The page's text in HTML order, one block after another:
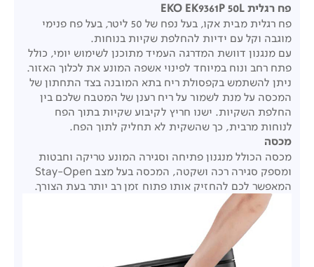
פח רגלית EKO EK9361P 50L
פח רגלית מבית אקו, בעל נפח של 50 ליטר, בעל פח פנימי
מוגבה וקל עם ידיות להחלפת שקיות בנוחות.
עם מנגנון דוושת המדרגה העמיד מתוכנן לשימוש יומי, כולל
פתח רחב ונוח במיוחד לפינוי אשפה המונע את לכלוך האזור.
ניתן להשתמש בקפסולת ריח בתא המובנה בצד התחתון של
המכסה על מנת לשמור על ריח רענן של המטבח שלכם בין
החלפת השקיות. ישנו חריץ לקיבוע שקיות בתוך הפח
לנוחות מרבית, כך שהשקית לא תחליק לתוך הפח.
מכסה
מכסה הכולל מנגנון פתיחה וסגירה המונע טריקה וחבטות
ומספק סגירה רכה ושקטה, המכסה בעל מצב Stay-Open
המאפשר לכם להחזיק אותו פתוח זמן רב יותר בעת הצורך.